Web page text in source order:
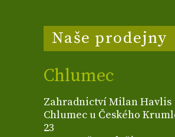
Naše prodejny
Chlumec
Zahradnictví Milan Havlis
Chlumec u Českého
23